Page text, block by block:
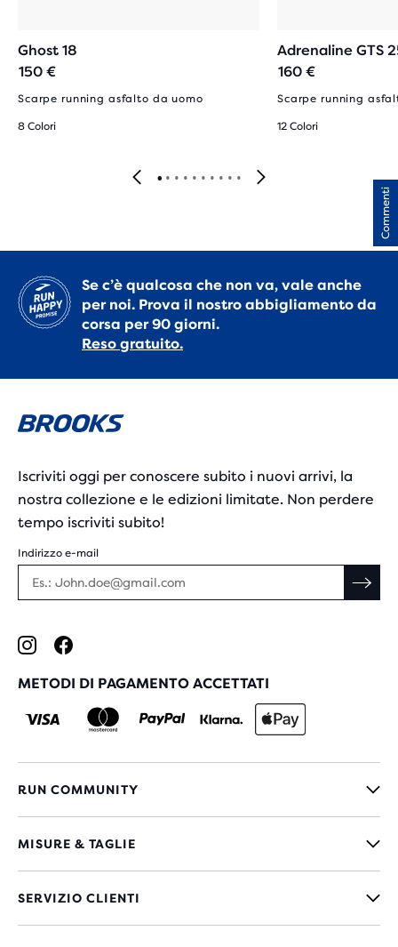
Ghost 18
150 €
Scarpe running asfalto da uomo
8 Colori
Adrenaline GTS
160 €
Scarpe running
12 Colori
Se c’è qualcosa che non va, vale anche
per noi. Prova il nostro abbigliamento da
corsa per 90 giorni.
Reso gratuito.
Iscriviti oggi per conoscere subito i nuovi arrivi, la
nostra collezione e le edizioni limitate. Non perdere
tempo iscriviti subito!
Indirizzo e-mail
METODI DI PAGAMENTO ACCETTATI
RUN COMMUNITY
MISURE & TAGLIE
SERVIZIO CLIENTI
Commenti